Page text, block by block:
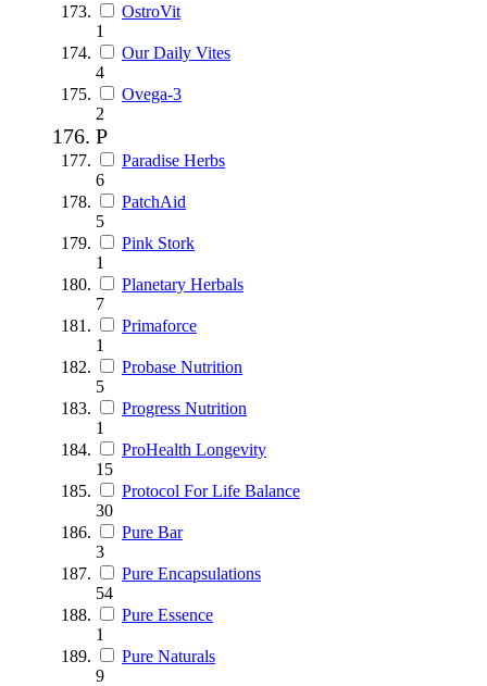
OstroVit
1
Our Daily Vites
4
Ovega-3
2
P
Paradise Herbs
6
PatchAid
5
Pink Stork
1
Planetary Herbals
7
Primaforce
1
Probase Nutrition
5
Progress Nutrition
1
ProHealth Longevity
15
Protocol For Life Balance
30
Pure Bar
3
Pure Encapsulations
54
Pure Essence
1
Pure Naturals
9